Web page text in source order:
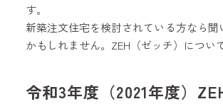
す。
新築注文住宅を検討されている方なら聞
かもしれません。ZEH（ゼッチ）につい
令和3年度（2021年度）